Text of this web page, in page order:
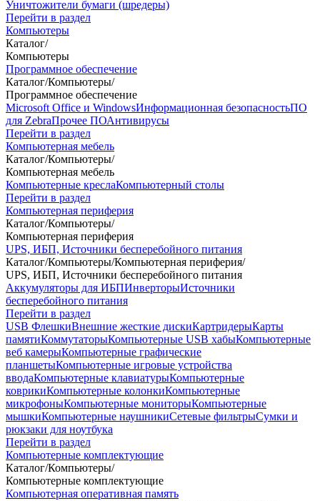
Уничтожители бумаги (шредеры)
Перейти в раздел
Компьютеры
Каталог/
Компьютеры
Программное обеспечение
Каталог/Компьютеры/
Программное обеспечение
Microsoft Office и WindowsИнформационная безопасностьПО
для ZebraПрочее ПОАнтивирусы
Перейти в раздел
Компьютерная мебель
Каталог/Компьютеры/
Компьютерная мебель
Компьютерные креслаКомпьютерный столы
Перейти в раздел
Компьютерная периферия
Каталог/Компьютеры/
Компьютерная периферия
UPS, ИБП, Источники бесперебойного питания
Каталог/Компьютеры/Компьютерная периферия/
UPS, ИБП, Источники бесперебойного питания
Аккумуляторы для ИБПИнверторыИсточники
бесперебойного питания
Перейти в раздел
USB ФлешкиВнешние жесткие дискиКартридерыКарты
памятиКоммутаторыКомпьютерные USB хабыКомпьютерные
веб камерыКомпьютерные графические
планшетыКомпьютерные игровые устройства
вводаКомпьютерные клавиатурыКомпьютерные
коврикиКомпьютерные колонкиКомпьютерные
микрофоныКомпьютерные мониторыКомпьютерные
мышкиКомпьютерные наушникиСетевые фильтрыСумки и
рюкзаки для ноутбука
Перейти в раздел
Компьютерные комплектующие
Каталог/Компьютеры/
Компьютерные комплектующие
Компьютерная оперативная память